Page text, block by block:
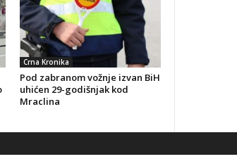
Crna Kronika
Pod zabranom vožnje izvan BiH
uhićen 29-godišnjak kod
Mraclina